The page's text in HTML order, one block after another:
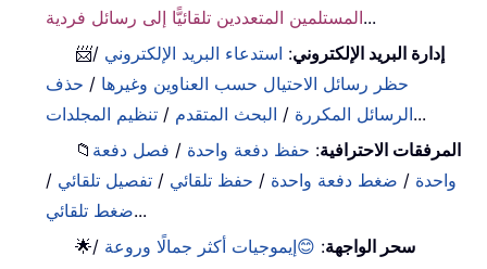
المستلمين المتعددين تلقائيًّا إلى رسائل فردية...
📨
إدارة البريد الإلكتروني: استدعاء البريد الإلكتروني /
حظر رسائل الاحتيال حسب العناوين وغيرها / حذف
الرسائل المكررة / البحث المتقدم / تنظيم المجلدات
...
📁
المرفقات الاحترافية: حفظ دفعة واحدة / فصل دفعة
واحدة / ضغط دفعة واحدة / حفظ تلقائي / تفصيل تلقائي /
ضغط تلقائي...
🌟
سحر الواجهة: 😊إيموجيات أكثر جمالًا وروعة /